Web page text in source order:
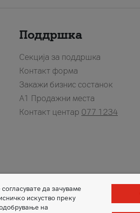
Поддршка
Секција за поддршка
Контакт форма
Закажи бизнис состанок
A1 Продажни места
Контакт центар 077 1234
да зачуваме
искуство преку
на